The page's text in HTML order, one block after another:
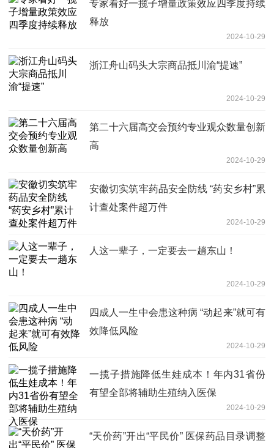
专家看好一揽子增量政策效应四季度持续
释放
2024-10-29
浙江舟山码头大宗商品抵川渝“提速”
2024-10-29
第二十六届高交会预约专业观众数量创新
高
2024-10-29
安徽切实筑牢药品安全防线 “药安乡村”累
计查处案件超万件
2024-10-29
人这一辈子，一定要去一趟东山！
2024-10-29
四成人一生中会患这种病 “动起来”就可有
效降低风险
2024-10-29
一揽子措施降低生娃成本！年内31省份
有望全部将辅助生殖纳入医保
2024-10-29
“天价药”开出“平民价” 医保药品目录调整